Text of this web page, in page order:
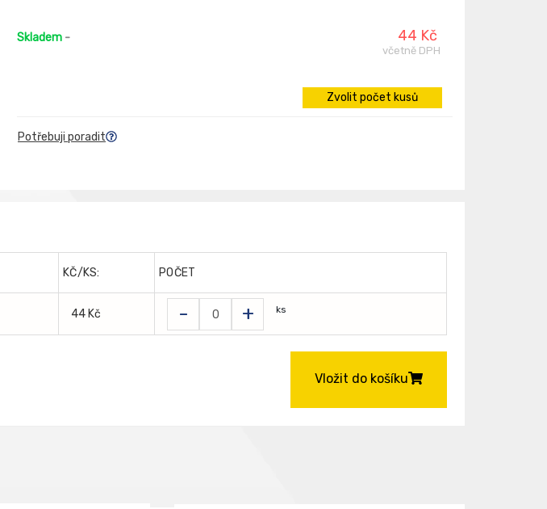
Skladem - 44 Kč
včetně DPH
Zvolit počet kusů
Potřebuji poradit
KČ/KS: POČET
44 Kč - + ks
Vložit do košíku